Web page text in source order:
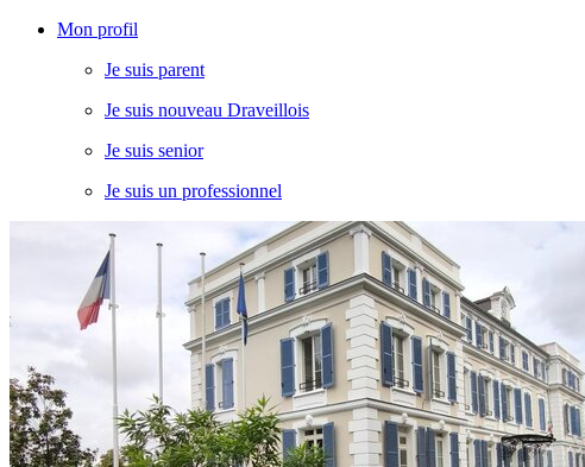
Mon profil
Je suis parent
Je suis nouveau Draveillois
Je suis senior
Je suis un professionnel